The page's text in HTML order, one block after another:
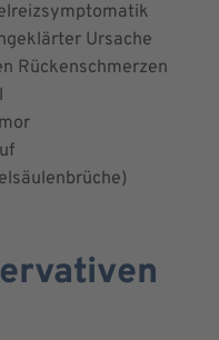
Ursache
Rückenschmerzen